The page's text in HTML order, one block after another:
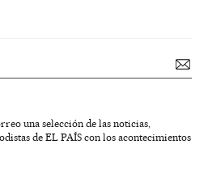
una selección de las noticias,
de EL PAÍS con los acontecimientos